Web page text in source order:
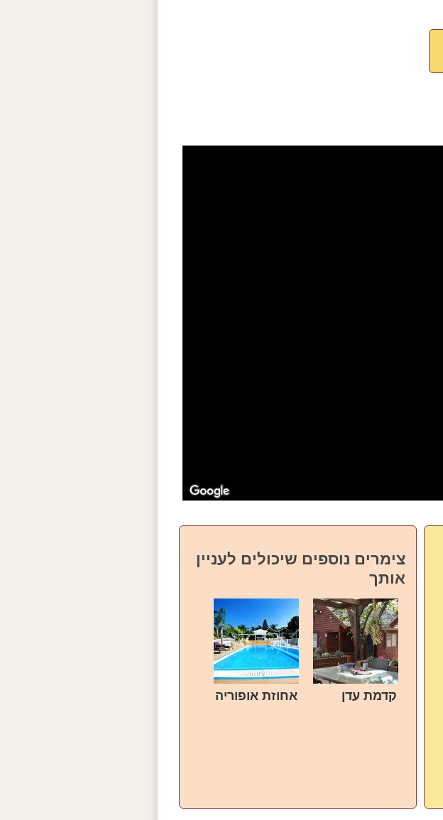
צימרים נוספים שיכולים לעניין
אותך
קדמת עדן אחוזת אופוריה